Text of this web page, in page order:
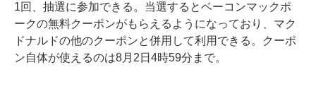
1回、抽選に参加できる。当選するとベーコンマックポ
ークの無料クーポンがもらえるようになっており、マク
ドナルドの他のクーポンと併用して利用できる。クーポ
ン自体が使えるのは8月2日4時59分まで。